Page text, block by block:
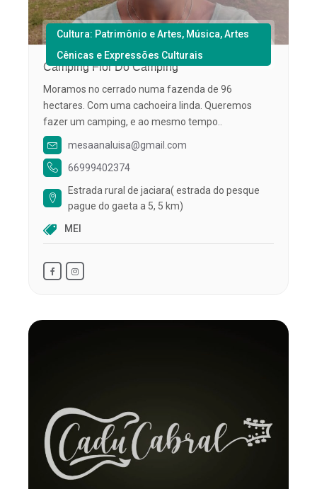
Cultura: Patrimônio e Artes, Música, Artes
Cênicas e Expressões Culturais
Camping Flor Do Camping
Moramos no cerrado numa fazenda de 96
hectares. Com uma cachoeira linda. Queremos
fazer um camping, e ao mesmo tempo..
mesaanaluisa@gmail.com
66999402374
Estrada rural de jaciara( estrada do pesque
pague do gaeta a 5, 5 km)
MEI